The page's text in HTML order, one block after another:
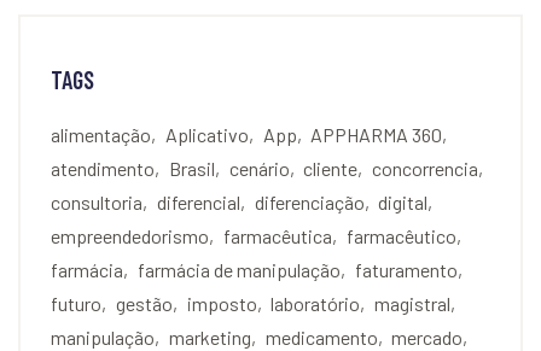
TAGS
alimentação Aplicativo App
APPHARMA 360
atendimento
Brasil cenário cliente
concorrencia
consultoria
diferencial diferenciação
digital
empreendedorismo
farmacêutica
farmacêutico
farmácia
farmácia de manipulação
faturamento
futuro
gestão imposto laboratório
magistral
manipulação
marketing medicamento
mercado